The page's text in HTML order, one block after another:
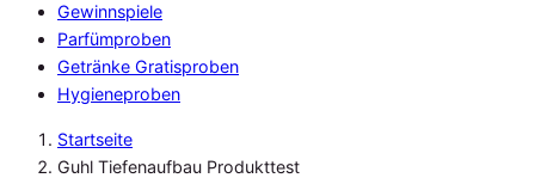
Gewinnspiele
Parfümproben
Getränke Gratisproben
Hygieneproben
Startseite
Guhl Tiefenaufbau Produkttest